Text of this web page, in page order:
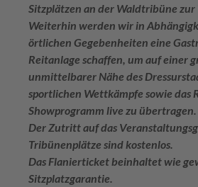
Sitzplätzen an der Waldtribüne zur
Weiterhin werden wir in
örtlichen Gegebenheiten eine
Reitanlage schaffen, um auf einer
unmittelbarer Nähe des
sportlichen Wettkämpfe sowie das
Showprogramm live zu übertragen.
Der Zutritt auf das
Tribünenplätze sind kostenlos.
Das Flanierticket beinhaltet wie
Sitzplatzgarantie.